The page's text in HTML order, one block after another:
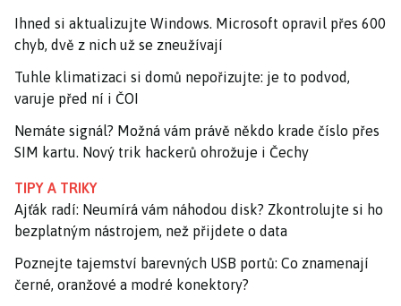
Ihned si aktualizujte Windows. Microsoft opravil přes 600
chyb, dvě z nich už se zneužívají
Tuhle klimatizaci si domů nepořizujte: je to podvod,
varuje před ní i ČOI
Nemáte signál? Možná vám právě někdo krade číslo přes
SIM kartu. Nový trik hackerů ohrožuje i Čechy
TIPY A TRIKY
Ajťák radí: Neumírá vám náhodou disk? Zkontrolujte si ho
bezplatným nástrojem, než přijdete o data
Poznejte tajemství barevných USB portů: Co znamenají
černé, oranžové a modré konektory?